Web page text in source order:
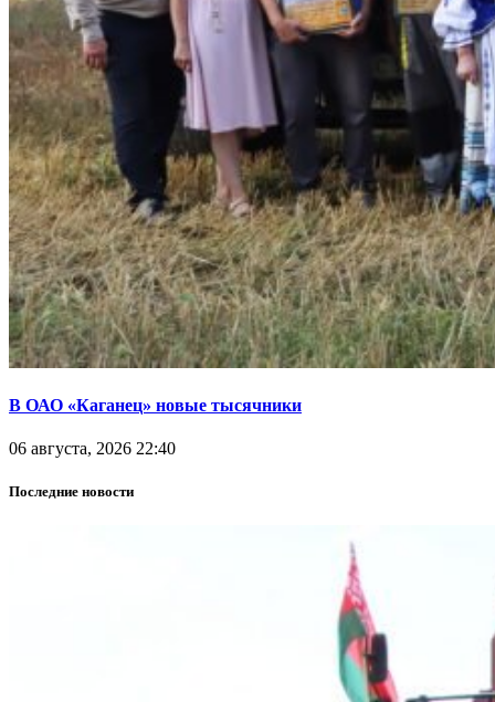
В ОАО «Каганец» новые тысячники
06 августа, 2026 22:40
Последние новости